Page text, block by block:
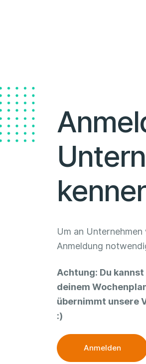
Um an
Anmeldung
Achtung: Du
deinem
übernimmt unsere
:)
Anmelden